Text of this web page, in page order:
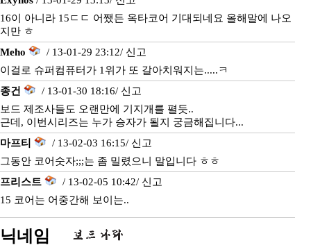
16이 아니라 15ㄷㄷ 어쨌든 옥타코어 기대되네요 올해말에 나오
지만 ㅎ
Meho
/ 13-01-29 23:12/ 신고
이걸로 슈퍼컴퓨터가 1위가 또 갈아치워지는.....ㅋ
종건
/ 13-01-30 18:16/ 신고
보드 제조사들도 오랜만에 기지개를 펼듯..
근데, 이번시리즈는 누가 승자가 될지 궁금해집니다...
마프티
/ 13-02-03 16:15/ 신고
그동안 코어숫자;;;는 좀 밀렸으니 말입니다 ㅎㅎ
프리스트
/ 13-02-05 10:42/ 신고
15 코어는 어중간해 보이는..
닉네임